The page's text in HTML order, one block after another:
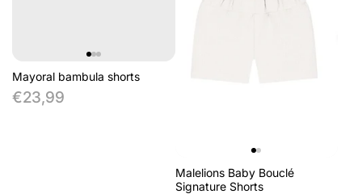
Mayoral bambula shorts
€23,99
Malelions Baby Bouclé
Signature Shorts